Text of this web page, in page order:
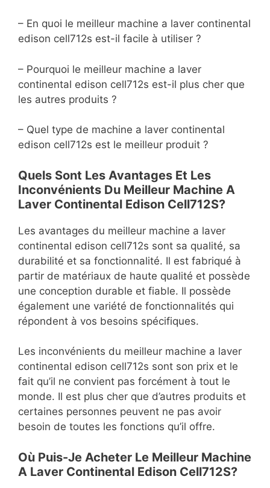
– En quoi le meilleur machine a laver continental
edison cell712s est-il facile à utiliser ?
– Pourquoi le meilleur machine a laver
continental edison cell712s est-il plus cher que
les autres produits ?
– Quel type de machine a laver continental
edison cell712s est le meilleur produit ?
Quels Sont Les Avantages Et Les
Inconvénients Du Meilleur Machine A
Laver Continental Edison Cell712S?
Les avantages du meilleur machine a laver
continental edison cell712s sont sa qualité, sa
durabilité et sa fonctionnalité. Il est fabriqué à
partir de matériaux de haute qualité et possède
une conception durable et fiable. Il possède
également une variété de fonctionnalités qui
répondent à vos besoins spécifiques.
Les inconvénients du meilleur machine a laver
continental edison cell712s sont son prix et le
fait qu’il ne convient pas forcément à tout le
monde. Il est plus cher que d’autres produits et
certaines personnes peuvent ne pas avoir
besoin de toutes les fonctions qu’il offre.
Où Puis-Je Acheter Le Meilleur Machine
A Laver Continental Edison Cell712S?